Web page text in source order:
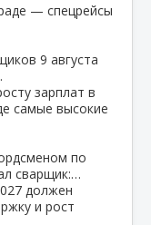
— спецрейсы
9 августа
зарплат в
самые высокие
по
сварщик:…
должен
и рост